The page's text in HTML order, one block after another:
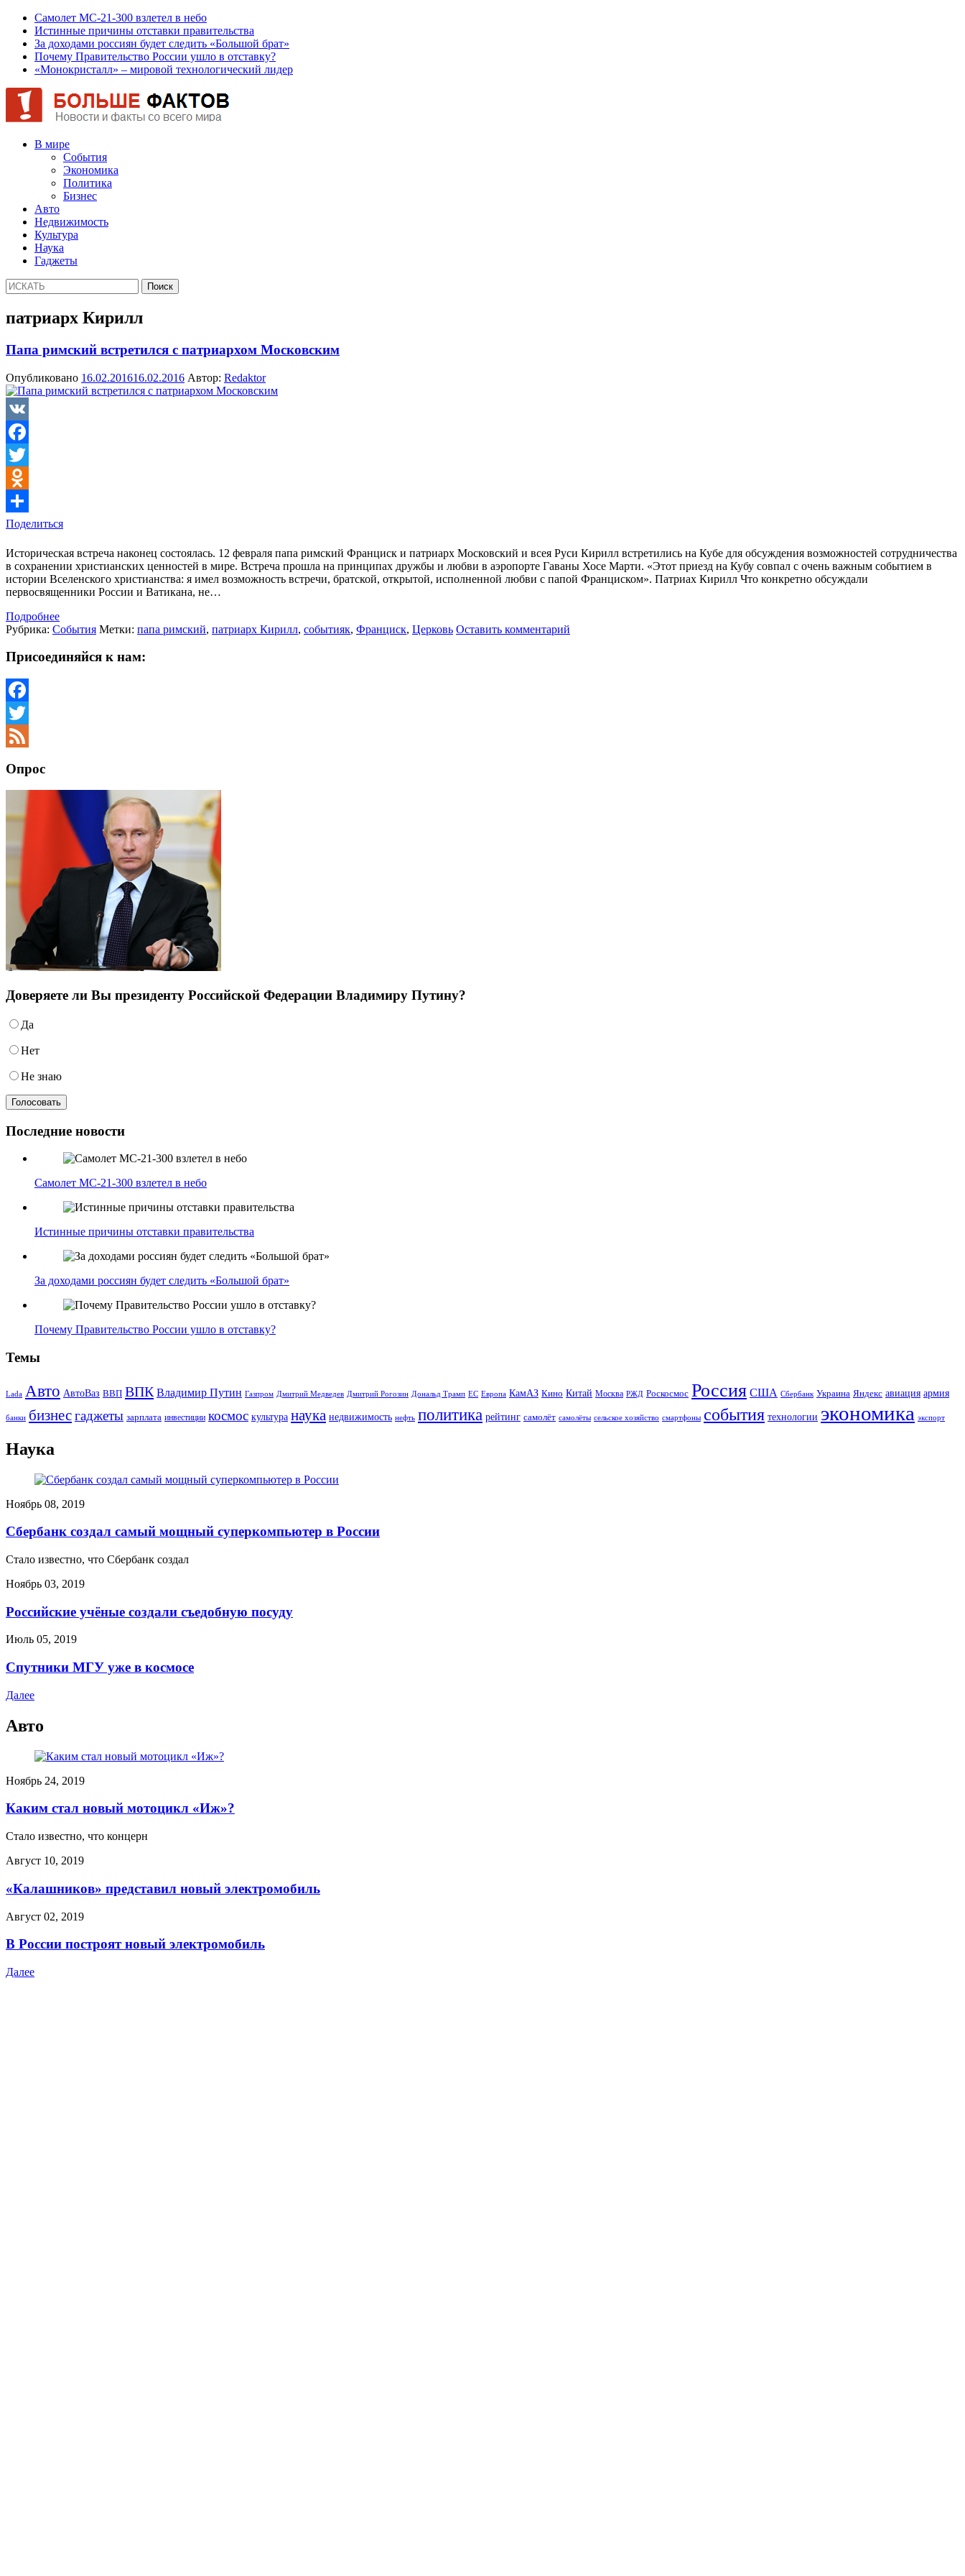
Самолет МС-21-300 взлетел в небо
Истинные причины отставки правительства
За доходами россиян будет следить «Большой брат»
Почему Правительство России ушло в отставку?
«Монокристалл» – мировой технологический лидер
В мире
События
Экономика
Политика
Бизнес
Авто
Недвижимость
Культура
Наука
Гаджеты
патриарх Кирилл
Папа римский встретился с патриархом Московским
Опубликовано 16.02.201616.02.2016 Автор: Redaktor
VK
Facebook
Twitter
Odnoklassniki
Поделиться
Историческая встреча наконец состоялась. 12 февраля папа римский Франциск и патриарх Московский и всея Руси Кирилл встретились на Кубе для обсуждения возможностей сотрудничества
в сохранении христианских ценностей в мире. Встреча прошла на принципах дружбы и любви в аэропорте Гаваны Хосе Марти. «Этот приезд на Кубу совпал с очень важным событием в
истории Вселенского христианства: я имел возможность встречи, братской, открытой, исполненной любви с папой Франциском». Патриах Кирилл Что конкретно обсуждали
первосвященники России и Ватикана, не…
Подробнее
Рубрика: События Метки: папа римский, патриарх Кирилл, событияк, Франциск, Церковь Оставить комментарий
Присоединяйся к нам:
Facebook
Twitter
Опрос
Доверяете ли Вы президенту Российской Федерации Владимиру Путину?
Да
Нет
Не знаю
Последние новости
Самолет МС-21-300 взлетел в небо
Истинные причины отставки правительства
За доходами россиян будет следить «Большой брат»
Почему Правительство России ушло в отставку?
Темы
Lada Авто АвтоВаз ВВП ВПК Владимир Путин Газпром Дмитрий Медведев Дмитрий Рогозин Дональд Трамп ЕС Европа КамАЗ Кино Китай Москва РЖД Роскосмос Россия США Сбербанк Украина Яндекс авиация армия
банки бизнесгаджеты зарплата инвестиции космос культура наука недвижимость нефть политика рейтинг самолёт самолёты сельское хозяйство смартфоны события технологии экономика экспорт
Наука
Ноябрь 08, 2019
Сбербанк создал самый мощный суперкомпьютер в России
Стало известно, что Сбербанк создал
Ноябрь 03, 2019
Российские учёные создали съедобную посуду
Июль 05, 2019
Спутники МГУ уже в космосе
Далее
Авто
Ноябрь 24, 2019
Каким стал новый мотоцикл «Иж»?
Стало известно, что концерн
Август 10, 2019
«Калашников» представил новый электромобиль
Август 02, 2019
В России построят новый электромобиль
Далее